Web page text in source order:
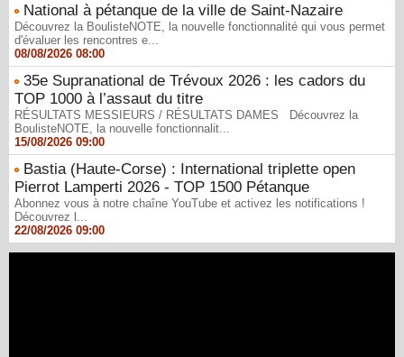
National à pétanque de la ville de Saint-Nazaire
Découvrez la BoulisteNOTE, la nouvelle fonctionnalité qui vous permet
d'évaluer les rencontres e...
08/08/2026 08:00
35e Supranational de Trévoux 2026 : les cadors du
TOP 1000 à l’assaut du titre
RÉSULTATS MESSIEURS / RÉSULTATS DAMES Découvrez la
BoulisteNOTE, la nouvelle fonctionnalit...
15/08/2026 09:00
Bastia (Haute-Corse) : International triplette open
Pierrot Lamperti 2026 - TOP 1500 Pétanque
Abonnez vous à notre chaîne YouTube et activez les notifications !
Découvrez l...
22/08/2026 09:00